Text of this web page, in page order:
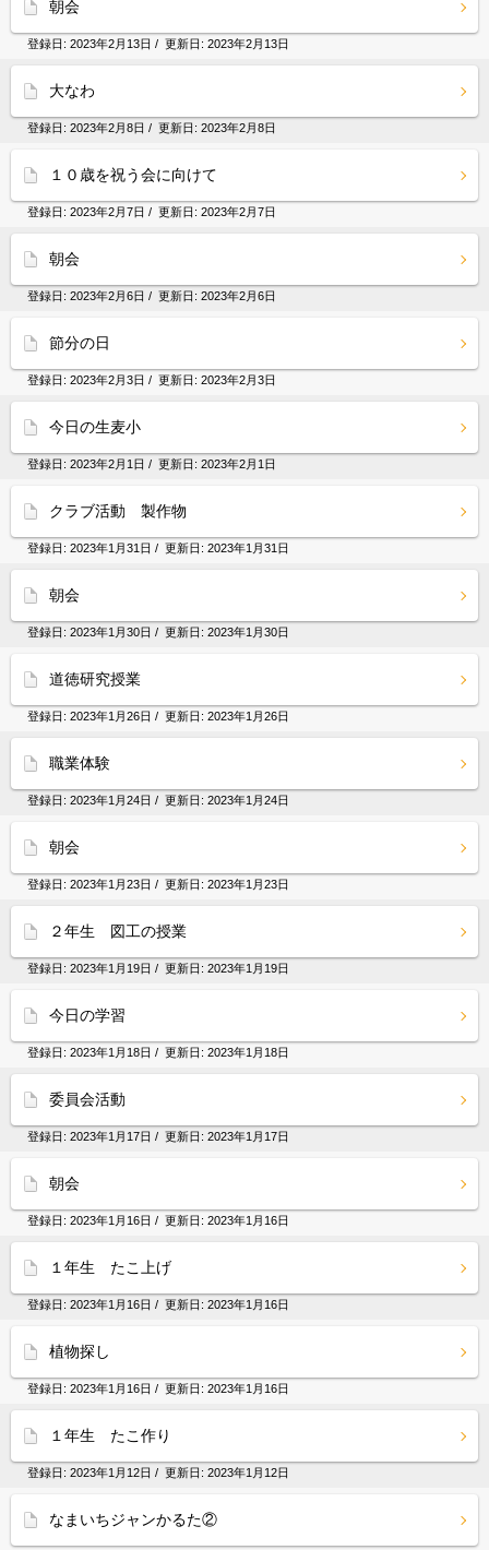
朝会
登録日: 2023年2月13日 / 更新日: 2023年2月13日
大なわ
登録日: 2023年2月8日 / 更新日: 2023年2月8日
１０歳を祝う会に向けて
登録日: 2023年2月7日 / 更新日: 2023年2月7日
朝会
登録日: 2023年2月6日 / 更新日: 2023年2月6日
節分の日
登録日: 2023年2月3日 / 更新日: 2023年2月3日
今日の生麦小
登録日: 2023年2月1日 / 更新日: 2023年2月1日
クラブ活動 製作物
登録日: 2023年1月31日 / 更新日: 2023年1月31日
朝会
登録日: 2023年1月30日 / 更新日: 2023年1月30日
道徳研究授業
登録日: 2023年1月26日 / 更新日: 2023年1月26日
職業体験
登録日: 2023年1月24日 / 更新日: 2023年1月24日
朝会
登録日: 2023年1月23日 / 更新日: 2023年1月23日
２年生 図工の授業
登録日: 2023年1月19日 / 更新日: 2023年1月19日
今日の学習
登録日: 2023年1月18日 / 更新日: 2023年1月18日
委員会活動
登録日: 2023年1月17日 / 更新日: 2023年1月17日
朝会
登録日: 2023年1月16日 / 更新日: 2023年1月16日
１年生 たこ上げ
登録日: 2023年1月16日 / 更新日: 2023年1月16日
植物探し
登録日: 2023年1月16日 / 更新日: 2023年1月16日
１年生 たこ作り
登録日: 2023年1月12日 / 更新日: 2023年1月12日
なまいちジャンかるた②